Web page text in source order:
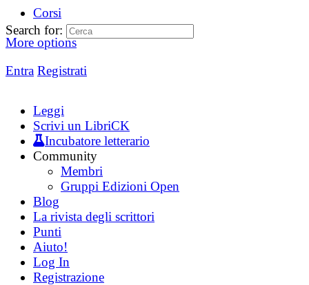
Corsi
More options
Entra Registrati
Search for:
Leggi
Scrivi un LibriCK
Incubatore letterario
Community
Membri
Gruppi Edizioni Open
Blog
La rivista degli scrittori
Punti
Aiuto!
Log In
Registrazione